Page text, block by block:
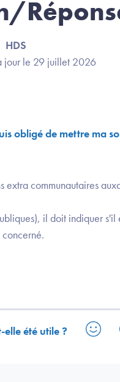
HDS
jour le 29 juillet 2026
obligé de mettre ma
communautaires
il doit indiquer s'il
été utile ?